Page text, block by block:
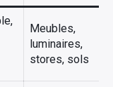
Meubles,
luminaires,
stores, sols